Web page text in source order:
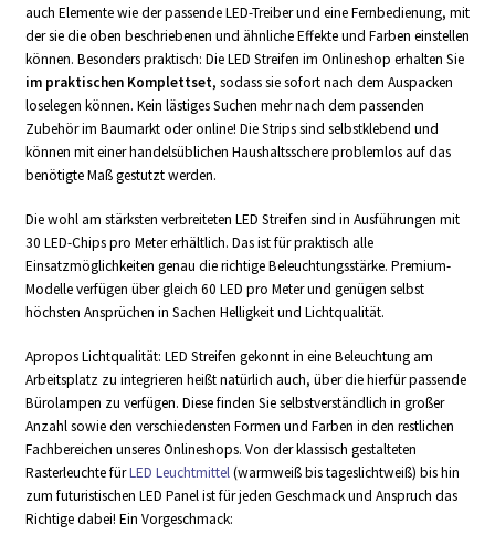
auch Elemente wie der passende LED-Treiber und eine Fernbedienung, mit
der sie die oben beschriebenen und ähnliche Effekte und Farben einstellen
können. Besonders praktisch: Die LED Streifen im Onlineshop erhalten Sie
im praktischen Komplettset, sodass sie sofort nach dem Auspacken
loselegen können. Kein lästiges Suchen mehr nach dem passenden
Zubehör im Baumarkt oder online! Die Strips sind selbstklebend und
können mit einer handelsüblichen Haushaltsschere problemlos auf das
benötigte Maß gestutzt werden.
Die wohl am stärksten verbreiteten LED Streifen sind in Ausführungen mit
30 LED-Chips pro Meter erhältlich. Das ist für praktisch alle
Einsatzmöglichkeiten genau die richtige Beleuchtungsstärke. Premium-
Modelle verfügen über gleich 60 LED pro Meter und genügen selbst
höchsten Ansprüchen in Sachen Helligkeit und Lichtqualität.
Apropos Lichtqualität: LED Streifen gekonnt in eine Beleuchtung am
Arbeitsplatz zu integrieren heißt natürlich auch, über die hierfür passende
Bürolampen zu verfügen. Diese finden Sie selbstverständlich in großer
Anzahl sowie den verschiedensten Formen und Farben in den restlichen
Fachbereichen unseres Onlineshops. Von der klassisch gestalteten
Rasterleuchte fürLED Leuchtmittel(warmweiß bis tageslichtweiß) bis hin
zum futuristischen LED Panel ist für jeden Geschmack und Anspruch das
Richtige dabei! Ein Vorgeschmack: